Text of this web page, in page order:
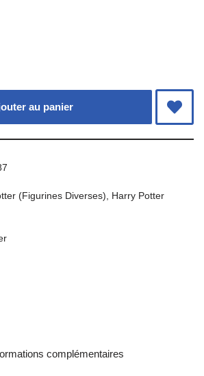
au panier
(Figurines Diverses), Harry Potter
complémentaires